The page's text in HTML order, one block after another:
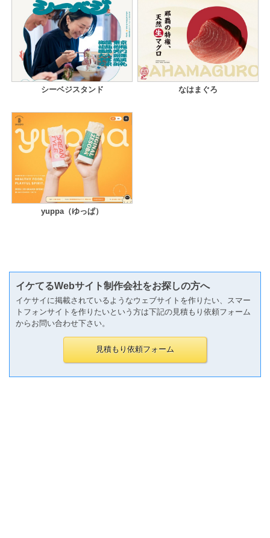
シーベジスタンド なはまぐろ
yuppa（ゆっぱ）
イケてるWebサイト制作会社をお探しの方へ
イケサイに掲載されているようなウェブサイトを作りたい、スマー
トフォンサイトを作りたいという方は下記の見積もり依頼フォーム
からお問い合わせ下さい。